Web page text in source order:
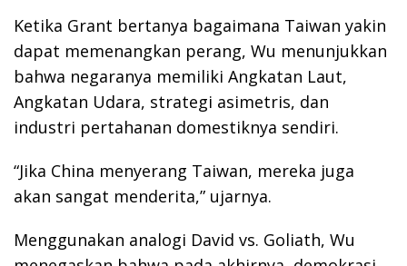
Ketika Grant bertanya bagaimana Taiwan yakin
dapat memenangkan perang, Wu menunjukkan
bahwa negaranya memiliki Angkatan Laut,
Angkatan Udara, strategi asimetris, dan
industri pertahanan domestiknya sendiri.
“Jika China menyerang Taiwan, mereka juga
akan sangat menderita,” ujarnya.
Menggunakan analogi David vs. Goliath, Wu